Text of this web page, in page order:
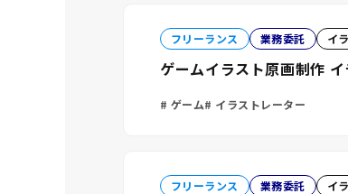
フリーランス 業務委託 イ
ゲームイラスト原画制作
ゲーム イラストレーター
フリーランス 業務委託 イ